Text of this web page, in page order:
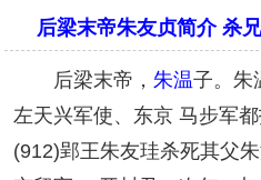
后梁末帝朱友贞简介 杀
后梁末帝， 朱温子。朱
左天兴军使、东京 马步军
(912)郢王朱友珪杀死其父